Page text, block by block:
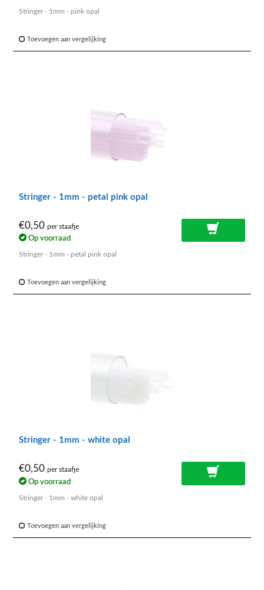
Stringer - 1mm - pink opal
Toevoegen aan vergelijking
Stringer - 1mm - petal pink opal
€0,50 per staafje
Op voorraad
Stringer - 1mm - petal pink opal
Toevoegen aan vergelijking
Stringer - 1mm - white opal
€0,50 per staafje
Op voorraad
Stringer - 1mm - white opal
Toevoegen aan vergelijking